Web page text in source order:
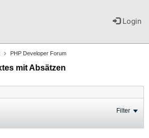
Login
PHP Developer Forum
mit Absätzen
Filter